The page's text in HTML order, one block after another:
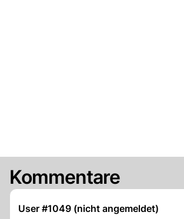
Kommentare
User #1049 (nicht angemeldet)